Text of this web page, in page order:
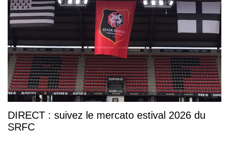
DIRECT : suivez le mercato estival 2026 du
SRFC